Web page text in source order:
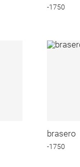
-1750
brasero
-1750